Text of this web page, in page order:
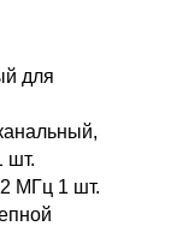
для
шт.
МГц 1 шт.